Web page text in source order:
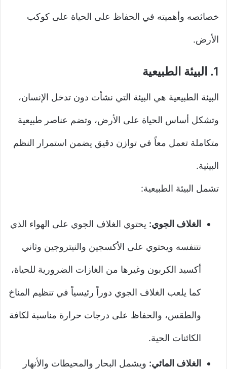
خصائصه وأهميته في الحفاظ على الحياة على كوكب
الأرض.
1. البيئة الطبيعية
البيئة الطبيعية هي البيئة التي نشأت دون تدخل الإنسان،
وتشكل أساس الحياة على الأرض، وتضم عناصر طبيعية
متكاملة تعمل معاً في توازن دقيق يضمن استمرار النظم
البيئية.
تشمل البيئة الطبيعية:
الغلاف الجوي: يحتوي الغلاف الجوي على الهواء الذي
نتنفسه ويحتوي على الأكسجين والنيتروجين وثاني
أكسيد الكربون وغيرها من الغازات الضرورية للحياة،
كما يلعب الغلاف الجوي دوراً رئيسياً في تنظيم المناخ
والطقس، والحفاظ على درجات حرارة مناسبة لكافة
الكائنات الحية.
الغلاف المائي: ويشمل البحار والمحيطات والأنهار